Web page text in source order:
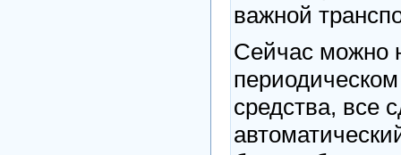
важной
Сейчас можно
средства, все